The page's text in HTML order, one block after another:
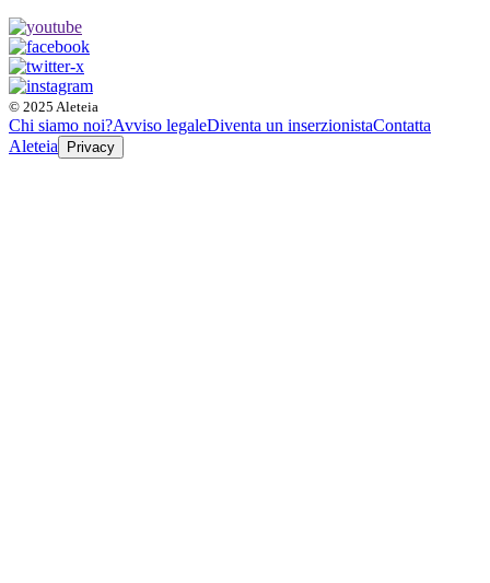
© 2025 Aleteia
Chi siamo noi?Avviso legaleDiventa un inserzionistaContatta
Aleteia
Privacy